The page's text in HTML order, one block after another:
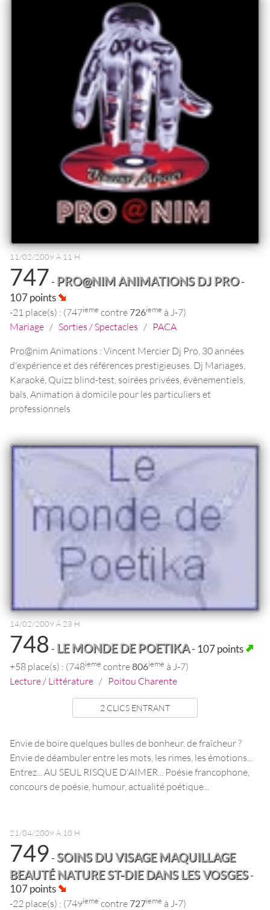
11/02/2009 À 11 H
747- PRO@NIM ANIMATIONS DJ PRO-
107 points
-21 place(s) : (747ieme contre 726ieme à J-7)
Mariage / Sorties / Spectacles / PACA
Pro@nim Animations : Vincent Mercier Dj Pro, 30 années
d'expérience et des références prestigieuses. Dj Mariages,
Karaoké, Quizz blind-test, soirées privées, évènementiels,
bals, Animation à domicile pour les particuliers et
professionnels
14/02/2009 À 23 H
748- LE MONDE DE POETIKA- 107 points
+58 place(s) : (748ieme contre806ieme à J-7)
Lecture / Littérature / Poitou Charente
2 CLICS ENTRANT
Envie de boire quelques bulles de bonheur, de fraîcheur ?
Envie de déambuler entre les mots, les rimes, les émotions...
Entrez... AU SEUL RISQUE D'AIMER... Poésie francophone,
concours de poésie, humour, actualité poétique...
21/04/2009 À 10 H
749-SOINS DU VISAGE MAQUILLAGE
BEAUTÉ NATURE ST-DIE DANS LES VOSGES-
107 points
-22 place(s) : (749ieme contre 727ieme à J-7)